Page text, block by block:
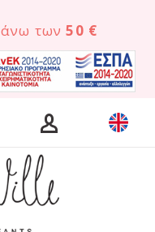
άνω των50 €